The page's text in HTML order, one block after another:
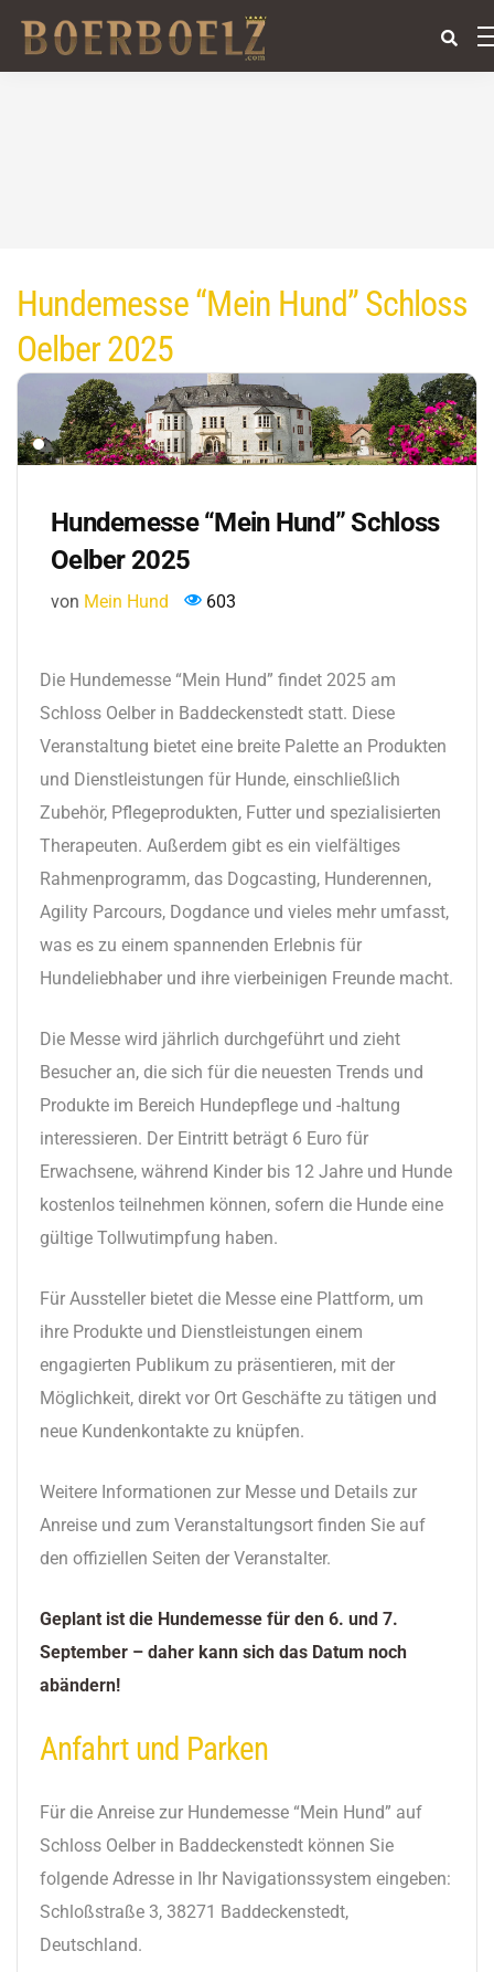
Hundemesse “Mein Hund” Schloss
Oelber 2025
Hundemesse “Mein Hund” Schloss
Oelber 2025
von Mein Hund 603
Die Hundemesse “Mein Hund” findet 2025 am
Schloss Oelber in Baddeckenstedt statt. Diese
Veranstaltung bietet eine breite Palette an Produkten
und Dienstleistungen für Hunde, einschließlich
Zubehör, Pflegeprodukten, Futter und spezialisierten
Therapeuten. Außerdem gibt es ein vielfältiges
Rahmenprogramm, das Dogcasting, Hunderennen,
Agility Parcours, Dogdance und vieles mehr umfasst,
was es zu einem spannenden Erlebnis für
Hundeliebhaber und ihre vierbeinigen Freunde macht.
Die Messe wird jährlich durchgeführt und zieht
Besucher an, die sich für die neuesten Trends und
Produkte im Bereich Hundepflege und -haltung
interessieren. Der Eintritt beträgt 6 Euro für
Erwachsene, während Kinder bis 12 Jahre und Hunde
kostenlos teilnehmen können, sofern die Hunde eine
gültige Tollwutimpfung haben.
Für Aussteller bietet die Messe eine Plattform, um
ihre Produkte und Dienstleistungen einem
engagierten Publikum zu präsentieren, mit der
Möglichkeit, direkt vor Ort Geschäfte zu tätigen und
neue Kundenkontakte zu knüpfen.
Weitere Informationen zur Messe und Details zur
Anreise und zum Veranstaltungsort finden Sie auf
den offiziellen Seiten der Veranstalter​.
Geplant ist die Hundemesse für den 6. und 7.
September – daher kann sich das Datum noch
abändern!
Anfahrt und Parken
Für die Anreise zur Hundemesse “Mein Hund” auf
Schloss Oelber in Baddeckenstedt können Sie
folgende Adresse in Ihr Navigationssystem eingeben:
Schloßstraße 3, 38271 Baddeckenstedt,
Deutschland.